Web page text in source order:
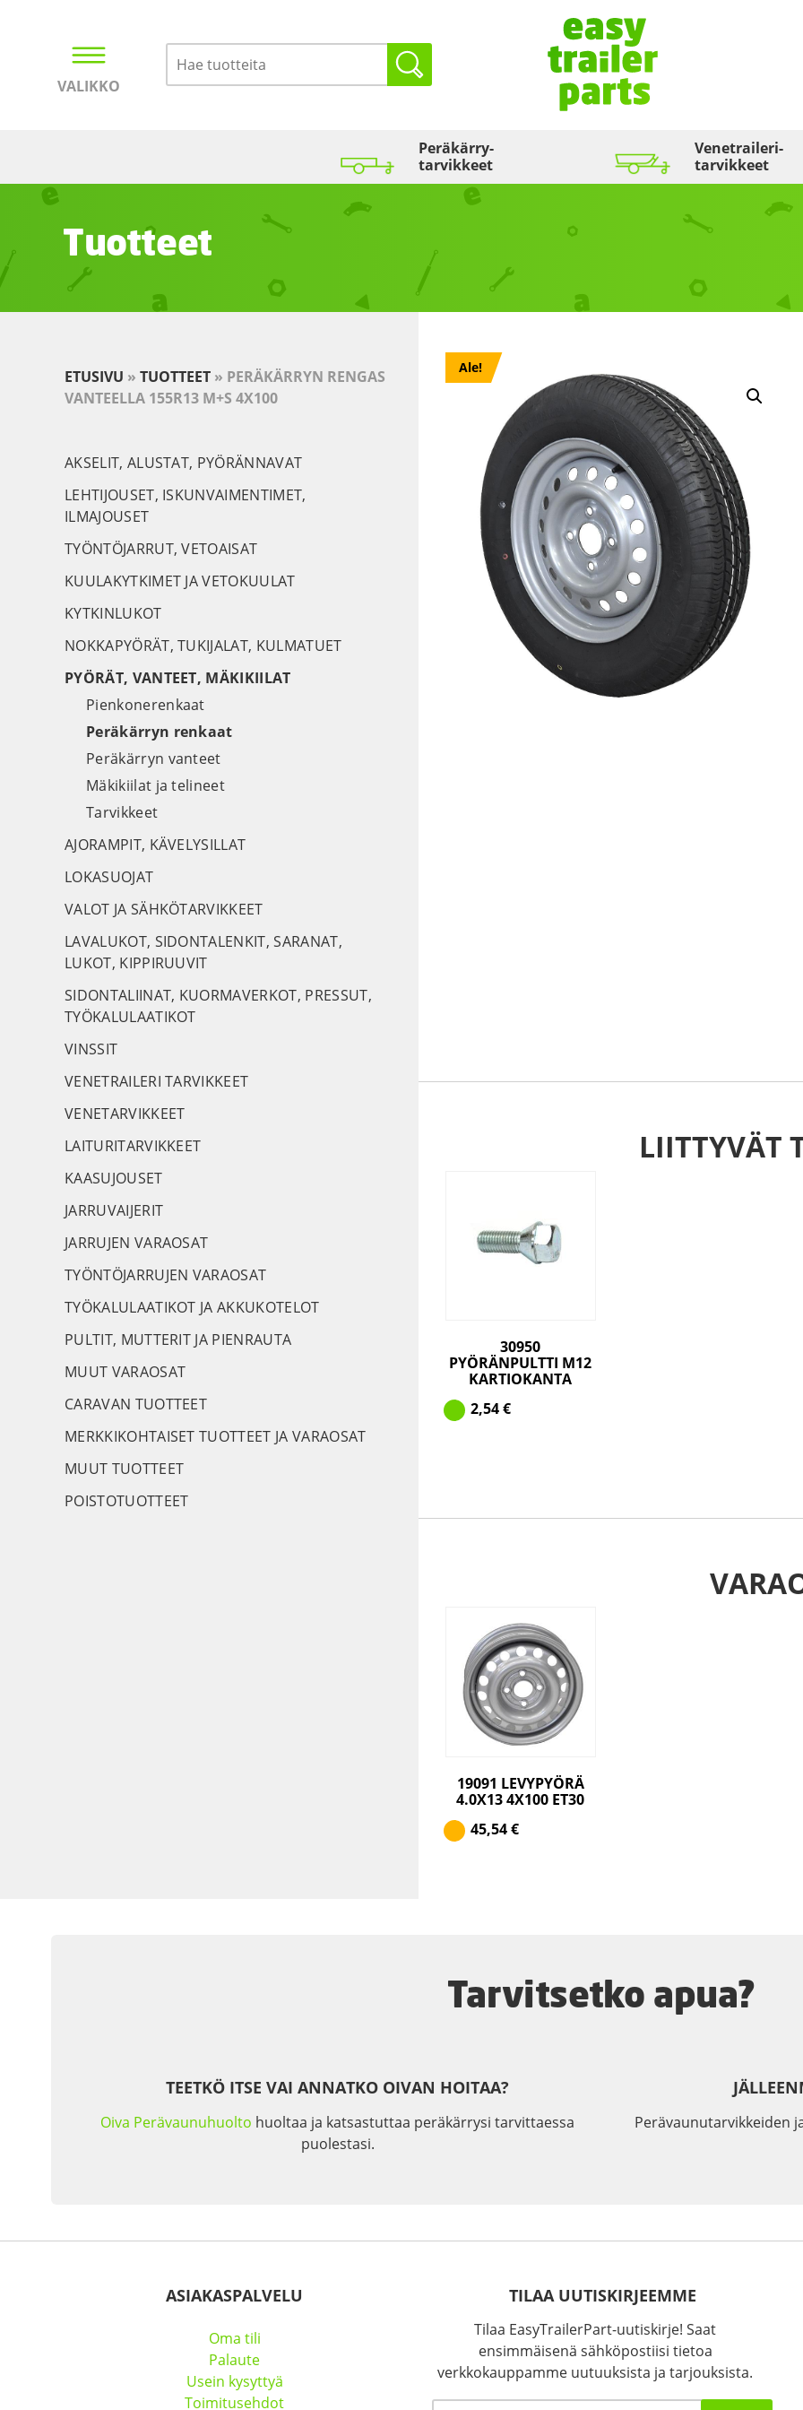
VALIKKO
Peräkärry­
tarvikkeet
Venetraileri­
tarvikkeet
Tuotteet
Ale!
LIITTYVÄT
30950
PYÖRÄNPULTTI M12
KARTIOKANTA
2,54€
19091 LEVYPYÖRÄ
4.0X13 4X100 ET30
45,54€
ETUSIVU » TUOTTEET » PERÄKÄRRYN RENGAS
VANTEELLA 155R13 M+S 4X100
AKSELIT, ALUSTAT, PYÖRÄNNAVAT
LEHTIJOUSET, ISKUNVAIMENTIMET,
ILMAJOUSET
TYÖNTÖJARRUT, VETOAISAT
KUULAKYTKIMET JA VETOKUULAT
KYTKINLUKOT
NOKKAPYÖRÄT, TUKIJALAT, KULMATUET
PYÖRÄT, VANTEET, MÄKIKIILAT
Pienkonerenkaat
Peräkärryn renkaat
Peräkärryn vanteet
Mäkikiilat ja telineet
Tarvikkeet
AJORAMPIT, KÄVELYSILLAT
LOKASUOJAT
VALOT JA SÄHKÖTARVIKKEET
LAVALUKOT, SIDONTALENKIT, SARANAT,
LUKOT, KIPPIRUUVIT
SIDONTALIINAT, KUORMAVERKOT, PRESSUT,
TYÖKALULAATIKOT
VINSSIT
VENETRAILERI TARVIKKEET
VENETARVIKKEET
LAITURITARVIKKEET
KAASUJOUSET
JARRUVAIJERIT
JARRUJEN VARAOSAT
TYÖNTÖJARRUJEN VARAOSAT
TYÖKALULAATIKOT JA AKKUKOTELOT
PULTIT, MUTTERIT JA PIENRAUTA
MUUT VARAOSAT
CARAVAN TUOTTEET
MERKKIKOHTAISET TUOTTEET JA VARAOSAT
MUUT TUOTTEET
POISTOTUOTTEET
Tarvitsetko apua?
TEETKÖ ITSE VAI ANNATKO OIVAN HOITAA?
Oiva Perävaunuhuolto huoltaa ja katsastuttaa peräkärrysi tarvittaessa
puolestasi.
Perävaunutarvikkeiden
ASIAKASPALVELU
Oma tili
Palaute
Usein kysyttyä
Toimitusehdot
TILAA UUTISKIRJEEMME
Tilaa EasyTrailerPart-uutiskirje! Saat
ensimmäisenä sähköpostiisi tietoa
verkkokauppamme uutuuksista ja tarjouksista.